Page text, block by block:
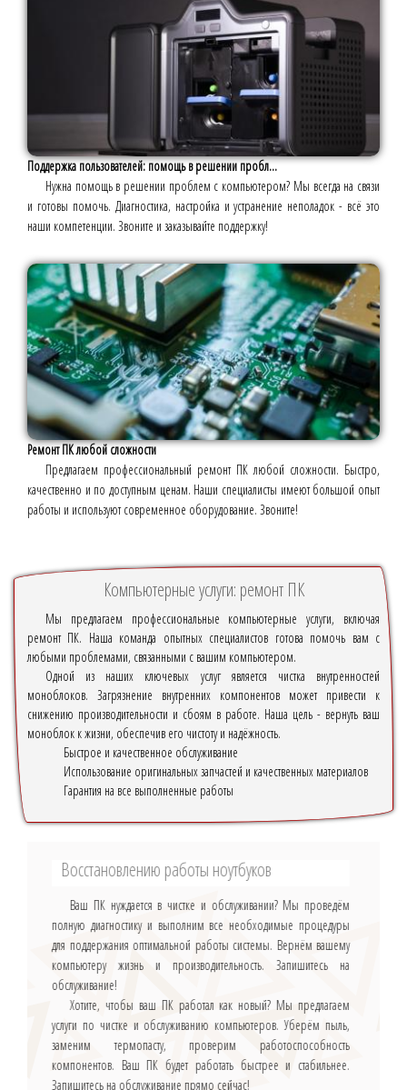
Поддержка пользователей: помощь в решении пробл...
Нужна помощь в решении проблем с компьютером? Мы всегда на связи
и готовы помочь. Диагностика, настройка и устранение неполадок - всё это
наши компетенции. Звоните и заказывайте поддержку!
Ремонт ПК любой сложности
Предлагаем профессиональный ремонт ПК любой сложности. Быстро,
качественно и по доступным ценам. Наши специалисты имеют большой опыт
работы и используют современное оборудование. Звоните!
Компьютерные услуги: ремонт ПК
Мы предлагаем профессиональные компьютерные услуги, включая
ремонт ПК. Наша команда опытных специалистов готова помочь вам с
любыми проблемами, связанными с вашим компьютером.
Одной из наших ключевых услуг является чистка внутренностей
моноблоков. Загрязнение внутренних компонентов может привести к
снижению производительности и сбоям в работе. Наша цель - вернуть ваш
моноблок к жизни, обеспечив его чистоту и надёжность.
Быстрое и качественное обслуживание
Использование оригинальных запчастей и качественных материалов
Гарантия на все выполненные работы
Восстановлению работы ноутбуков
Ваш ПК нуждается в чистке и обслуживании? Мы проведём
полную диагностику и выполним все необходимые процедуры
для поддержания оптимальной работы системы. Вернём вашему
компьютеру жизнь и производительность. Запишитесь на
обслуживание!
Хотите, чтобы ваш ПК работал как новый? Мы предлагаем
услуги по чистке и обслуживанию компьютеров. Уберём пыль,
заменим термопасту, проверим работоспособность
компонентов. Ваш ПК будет работать быстрее и стабильнее.
Запишитесь на обслуживание прямо сейчас!